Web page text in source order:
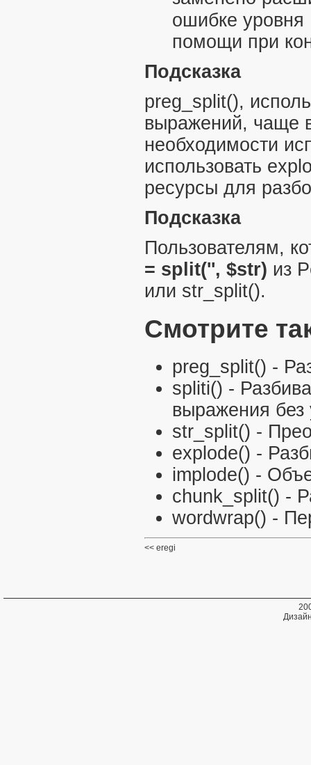
ошибке уровня
помощи при
Подсказка
preg_split(),
выражений, чаще
необходимости
использовать
ресурсы для
Подсказка
Пользователям,
= split('', $str) из
или str_split().
Смотрите
preg_split() -
spliti() -
выражения без
str_split() -
explode() -
implode() -
chunk_split() -
wordwrap() -
eregi